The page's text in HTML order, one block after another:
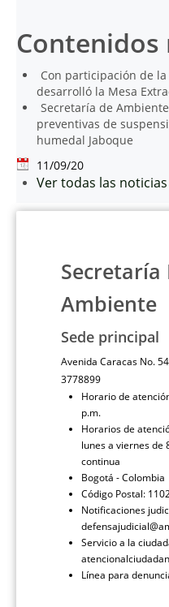
Con participación de
desarrolló la Mesa
Secretaría de
preventivas de
humedal Jaboque
11/09/20
Ver todas las noticias
Ambiente
Sede principal
Avenida Caracas No.
3778899
Horario de
p.m.
Horarios de
lunes a viernes de
continua
Bogotá - Colombia
Código Postal:
Notificaciones
Servicio a la
Línea para